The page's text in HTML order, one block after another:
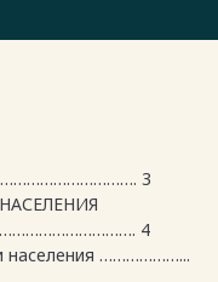
3
4
населения ………………...